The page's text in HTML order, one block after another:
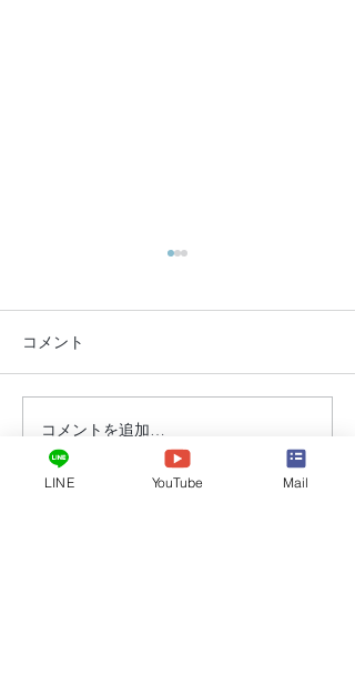
【大祓】沖縄で、思いが
けず出会った「生まれ変
わりの石」
コメント
コメントを追加…
LINE YouTube Mail